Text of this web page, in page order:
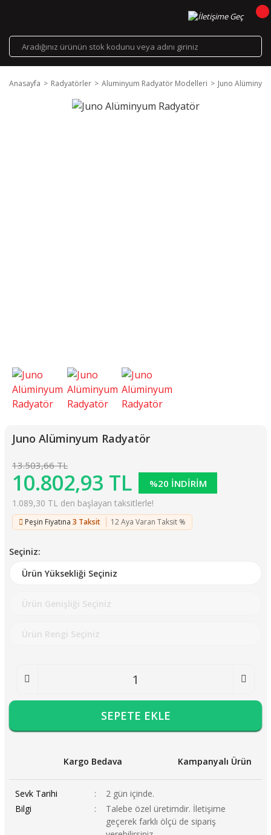
Anasayfa Radyatörler Aluminyum Radyatör Modelleri Juno
Juno Alüminyum Radyatör
13.503,66 TL
10.802,93 TL %20 İNDİRİM
1.089,30 TL den başlayan taksitlerle!
Peşin Fiyatına 3 Taksit 12 Aya Varan Taksit %
Seçiniz:
SEPETE EKLE
Kargo Bedava Kampanyalı Ürün
Sevk Tarihi
2 gün içinde.
Bilgi
Talebe özel üretimdir. İletişime
geçerek farklı ölçü de sipariş